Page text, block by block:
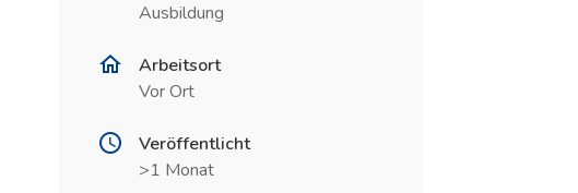
Ausbildung
Arbeitsort
Vor Ort
Veröffentlicht
>1 Monat